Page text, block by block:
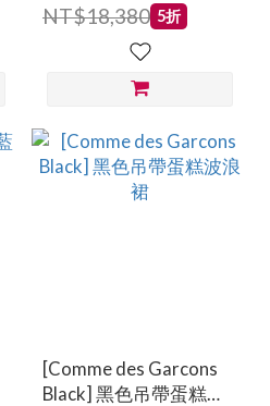
NT$18,380 5折
[Comme des Garcons
Black] 黑色吊帶蛋糕波